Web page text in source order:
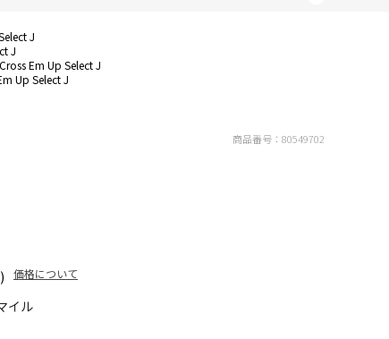
J
J
Cross Em Up Select J
Up Select J
イル
価格について
商品番号： 80549702